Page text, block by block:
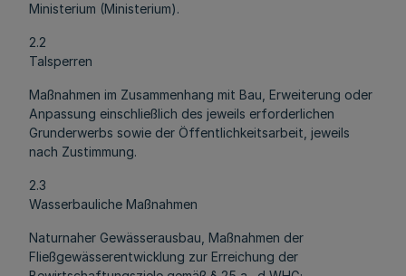
Ministerium (Ministerium).
2.2
Talsperren
Maßnahmen im Zusammenhang mit Bau, Erweiterung oder
Anpassung einschließlich des jeweils erforderlichen
Grunderwerbs sowie der Öffentlichkeitsarbeit, jeweils
nach Zustimmung.
2.3
Wasserbauliche Maßnahmen
Naturnaher Gewässerausbau, Maßnahmen der
Fließgewässerentwicklung zur Erreichung der